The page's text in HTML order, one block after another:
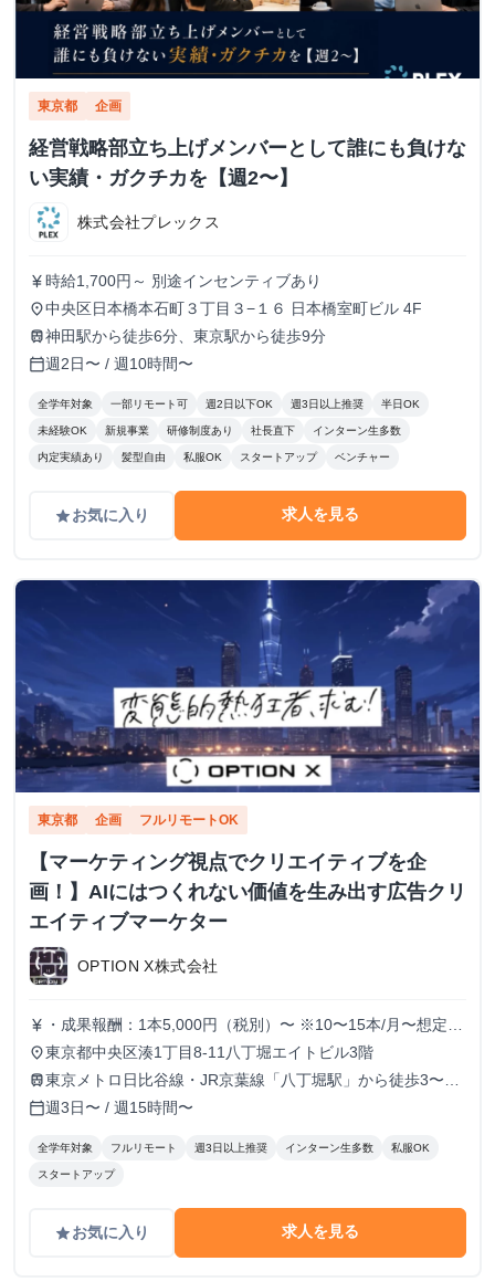
東京都 企画
経営戦略部立ち上げメンバーとして誰にも負けな
い実績・ガクチカを【週2〜】
株式会社プレックス
currency_yen 時給1,700円～ 別途インセンティブあり
place中央区日本橋本石町３丁目３−１６ 日本橋室町ビル 4F
train神田駅から徒歩6分、東京駅から徒歩9分
calendar_today週2日〜 / 週10時間〜
全学年対象 一部リモート可 週2日以下OK 週3日以上推奨 半日OK
未経験OK 新規事業 研修制度あり 社長直下 インターン生多数
内定実績あり 髪型自由 私服OK スタートアップ ベンチャー
gradeお気に入り 求人を見る
東京都 企画 フルリモートOK
【マーケティング視点でクリエイティブを企
画！】AIにはつくれない価値を生み出す広告クリ
エイティブマーケター
OPTION X株式会社
currency_yen ・成果報酬：1本5,000円（税別）〜 ※10〜15本/月〜想定
※経験、実績、能力等によって変動 ※トライアル期間の場
合変動あり
place東京都中央区湊1丁目8-11八丁堀エイトビル3階
train東京メトロ日比谷線・JR京葉線「八丁堀駅」から徒歩3〜6
分
calendar_today週3日〜 / 週15時間〜
全学年対象 フルリモート 週3日以上推奨 インターン生多数 私服OK
スタートアップ
gradeお気に入り 求人を見る